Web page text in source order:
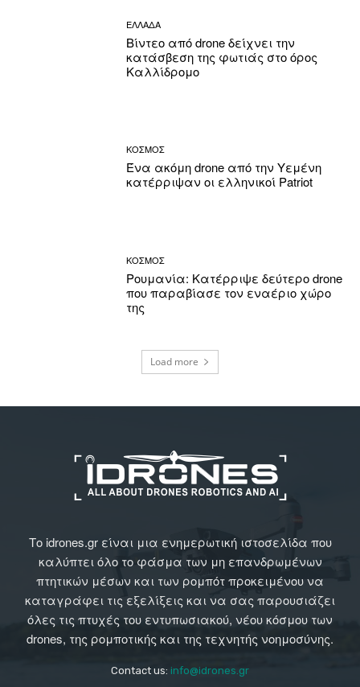
ΕΛΛΑΔΑ
Βίντεο από drone δείχνει την
κατάσβεση της φωτιάς στο όρος
Καλλίδρομο
ΚΟΣΜΟΣ
Ένα ακόμη drone από την Υεμένη
κατέρριψαν οι ελληνικοί Patriot
ΚΟΣΜΟΣ
Ρουμανία: Κατέρριψε δεύτερο drone
που παραβίασε τον εναέριο χώρο
της
Load more
Το idrones.gr είναι μια ενημερωτική ιστοσελίδα που
καλύπτει όλο το φάσμα των μη επανδρωμένων
πτητικών μέσων και των ρομπότ προκειμένου να
καταγράφει τις εξελίξεις και να σας παρουσιάζει
όλες τις πτυχές του εντυπωσιακού, νέου κόσμου των
drones, της ρομποτικής και της τεχνητής νοημοσύνης.
Contact us: info@idrones.gr